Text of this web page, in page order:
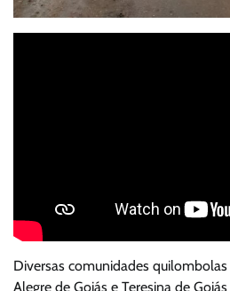
Diversas comunidades
Alegre de Goiás e Teresina de